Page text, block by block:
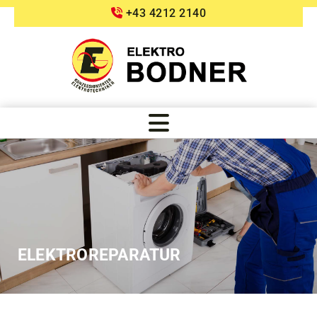
 +43 4212 2140
ELEKTROREPARATUR